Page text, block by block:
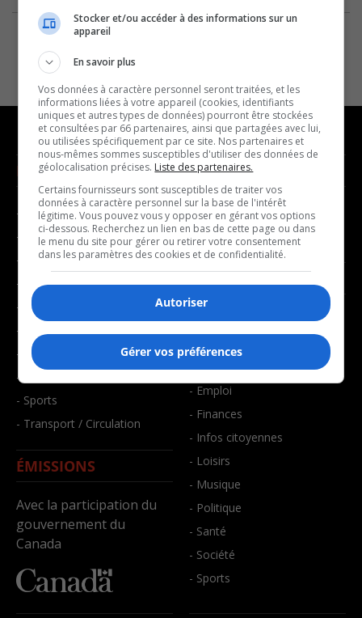
NOUVELLES
- Affaires municipales
- Communauté / Social
- Culture
- Économie
- Éducation
- Environnement
- Faits divers
- Santé et bien-être
- Sports
- Transport / Circulation
ÉMISSIONS
Avec la participation du
gouvernement du
Canada
MUSIQUE
- Décompte franco
- Joué récemment
BALADOS
- Affaires
- Art de vivre
- Bien-être
- Emploi
- Finances
- Infos citoyennes
- Loisirs
- Musique
- Politique
- Santé
- Société
- Sports
Stocker et/ou accéder à des informations sur un
appareil
En savoir plus
Vos données à caractère personnel seront traitées, et les
informations liées à votre appareil (cookies, identifiants
uniques et autres types de données) pourront être stockées
et consultées par 66 partenaires, ainsi que partagées avec lui,
ou utilisées spécifiquement par ce site. Nos partenaires et
nous-mêmes sommes susceptibles d'utiliser des données de
géolocalisation précises. Liste des partenaires.
Certains fournisseurs sont susceptibles de traiter vos
données à caractère personnel sur la base de l'intérêt
légitime. Vous pouvez vous y opposer en gérant vos options
ci-dessous. Recherchez un lien en bas de cette page ou dans
le menu du site pour gérer ou retirer votre consentement
dans les paramètres des cookies et de confidentialité.
Autoriser
Gérer vos préférences